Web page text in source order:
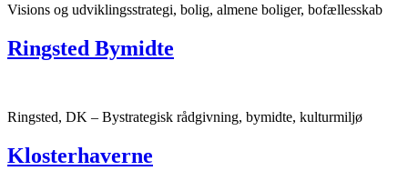
Visions og udviklingsstrategi, bolig, almene boliger, bofællesskab
Ringsted Bymidte
Ringsted, DK – Bystrategisk rådgivning, bymidte, kulturmiljø
Klosterhaverne